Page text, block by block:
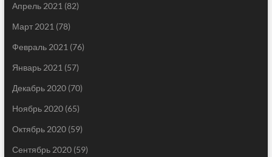
Апрель 2021 (82)
Март 2021 (78)
Февраль 2021 (76)
Январь 2021 (57)
Декабрь 2020(70)
Ноябрь 2020(65)
Октябрь 2020(59)
Сентябрь 2020(59)